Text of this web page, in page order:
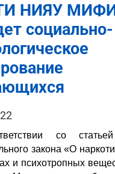
НИЯУ
социально-
со
закона «О
и психотропных